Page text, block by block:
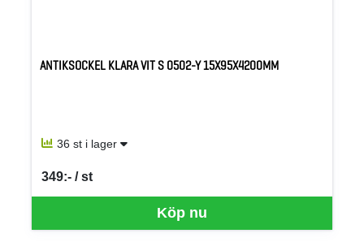
ANTIKSOCKEL KLARA VIT S 0502-Y 15X95X4200MM
36 st i lager
Köp nu
349:- / st
SEK per ST